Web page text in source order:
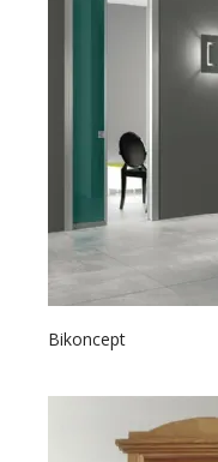
Bikoncept